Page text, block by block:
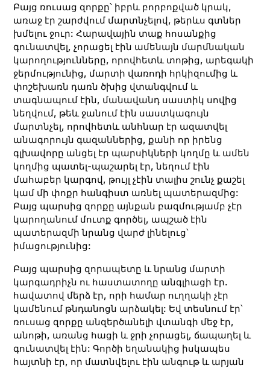
Բայց ռուսաց զորքը՝ իբրև բորբոքված կրակ,
առաջ էր շարժվում մարտնչելով, թերևս գտներ
խմելու ջուր: Հարավային տաք հոսանքից
գունատվել, չորացել էին ամենայն մարմնական
կարողությունները, որովհետև տոթից, արեգակի
ջերմությունից, մարտի վառոդի հրկիզումից և
փոշեխառն դառն ծխից վտանգվում և
տագնապում էին, մանավանդ սաստիկ սովից
նեղվում, թեև ջանում էին սաստկագույն
մարտնչել, որովհետև անհնար էր ազատվել
անագորույն գազաններից, քանի որ իրենց
գլխավորը անցել էր պարսիկների կողմը և ամեն
կողմից պատել-պաշարել էր, նեղում էին
մահաբեր կարգով, թույլ չէին տալիս շունչ քաշել
կամ մի փոքր հանգիստ առնել պատերազմից:
Բայց պարսից զորքը այնքան բազմությամբ չէր
կարողանում մուտք գործել, ապշած էին
պատերազմի նրանց վարժ լինելուց՝
իմացությունից:
Բայց պարսից զորապետը և նրանց մարտի
կարգադրիչն ու հաստատողը անգլիացի էր.
հավատով մերձ էր, որի համար ուղղակի չէր
կամենում թնդանոցն արձակել: Եվ տեսնում էր՝
ռուսաց զորքը անզերծանելի վտանգի մեջ էր,
անոթի, առանց հացի և ջրի չորացել, ճապաղել և
գունատվել էին: Գործի եղանակից իսկապես
հայտնի էր, որ մատնվելու էին անգութ և արյան